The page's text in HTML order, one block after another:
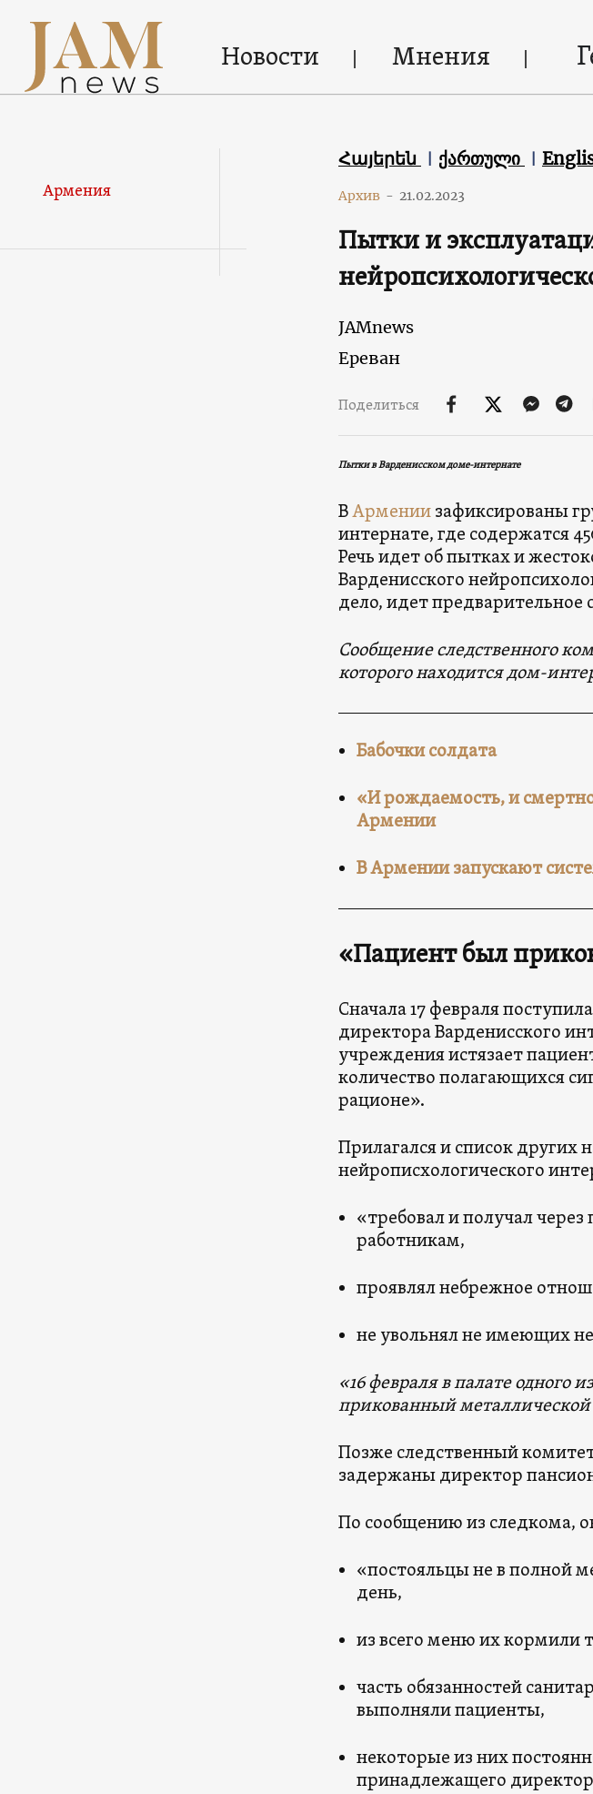
Новости Мнения
Армения
Հայերեն ქართული
Архив - 21.02.2023
Пытки и
JAMnews
Ереван
Поделиться
Пытки в Варденисском доме-интернате
ВАрмениизафиксированы
интернате, где содержатся
Речь идет об пытках и
Варденисского
дело, идет предварительное
Сообщение следственного
которого находится дом-
Бабочки солдата
«И рождаемость, и
Армении
В Армении запускают
«Пациент был
Сначала 17 февраля поступила
директора Варденисского
учреждения истязает
количество полагающихся
рационе».
Прилагался и список
нейрописхологического
«требовал и получал
работникам,
проявлял небрежное
не увольнял не имеющих
«16 февраля в палате одного
прикованный металлической
Позже следственный
задержаны директор
По сообщению из следкома,
«постояльцы не в полной
день,
из всего меню их кормили
часть обязанностей
выполняли пациенты,
некоторые из них
принадлежащего